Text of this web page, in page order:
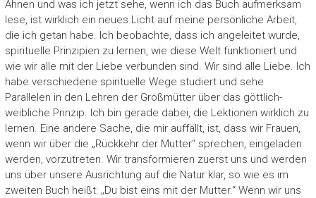
Ahnen und was ich jetzt sehe, wenn ich das Buch aufmerksam
lese, ist wirklich ein neues Licht auf meine persönliche Arbeit,
die ich getan habe. Ich beobachte, dass ich angeleitet wurde,
spirituelle Prinzipien zu lernen, wie diese Welt funktioniert und
wie wir alle mit der Liebe verbunden sind. Wir sind alle Liebe. Ich
habe verschiedene spirituelle Wege studiert und sehe
Parallelen in den Lehren der Großmütter über das göttlich-
weibliche Prinzip. Ich bin gerade dabei, die Lektionen wirklich zu
lernen. Eine andere Sache, die mir auffällt, ist, dass wir Frauen,
wenn wir über die „Rückkehr der Mutter“ sprechen, eingeladen
werden, vorzutreten. Wir transformieren zuerst uns und werden
uns über unsere Ausrichtung auf die Natur klar, so wie es im
zweiten Buch heißt: „Du bist eins mit der Mutter.“ Wenn wir uns